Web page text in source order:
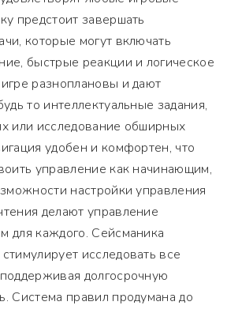
предстоит завершать
которые могут включать
быстрые реакции и логическое
разноплановы и дают
то интеллектуальные задания,
или исследование обширных
удобен и комфортен, что
управление как начинающим,
настройки управления
делают управление
для каждого. Сейсманика
исследовать все
долгосрочную
Система правил продумана до